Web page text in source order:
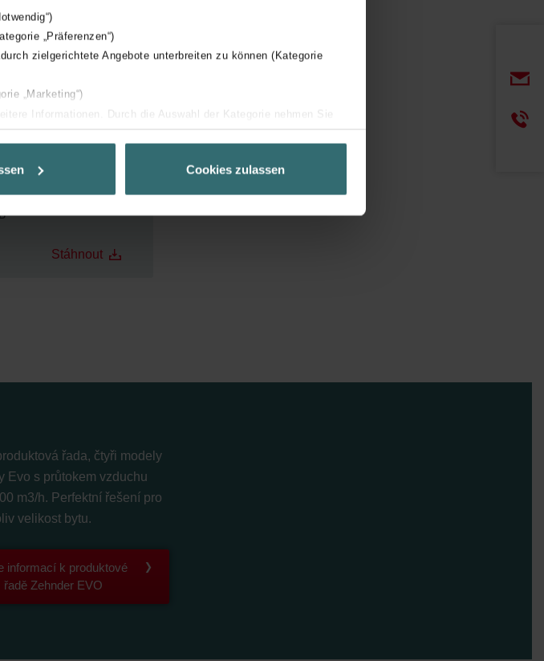
„Präferenzen“)
zielgerichtete Angebote unterbreiten zu können (Kategorie
„Marketing“)
Informationen. Durch die Auswahl der Kategorie nehmen Sie
zu ermöglichen und Ihnen maßgeschneiderte Informationen
können Sie selbstverständlich über einen Link in der
Şirketi: Web Sitesi Çerezleri
Cookies zulassen
Stáhnout
řada, čtyři modely
Evo s průtokem vzduchu
m3/h. Perfektní řešení pro
velikost bytu.
informací k produktové
řadě Zehnder EVO